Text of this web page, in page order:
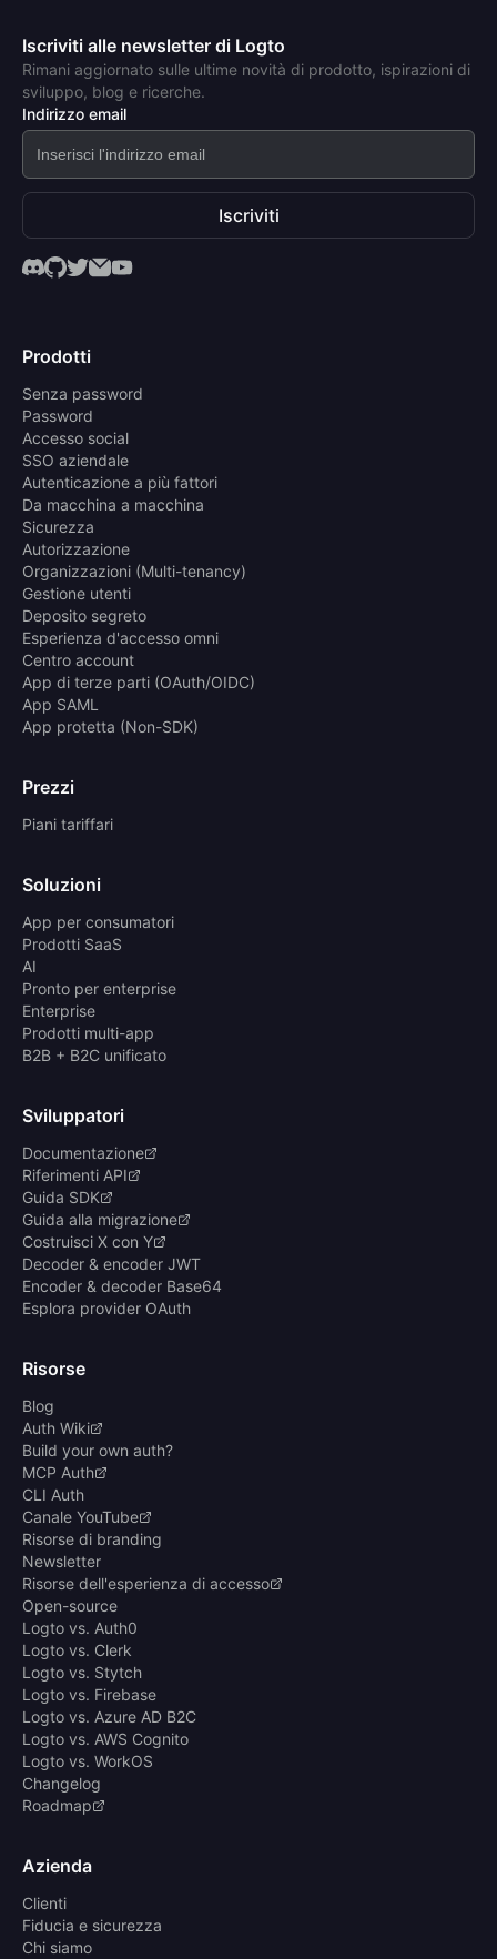
Iscriviti alle newsletter di Logto
Rimani aggiornato sulle ultime novità di prodotto, ispirazioni di
sviluppo, blog e ricerche.
Indirizzo email
Iscriviti
Prodotti
Senza password
Password
Accesso social
SSO aziendale
Autenticazione a più fattori
Da macchina a macchina
Sicurezza
Autorizzazione
Organizzazioni (Multi-tenancy)
Gestione utenti
Deposito segreto
Esperienza d'accesso omni
Centro account
App di terze parti (OAuth/OIDC)
App SAML
App protetta (Non-SDK)
Prezzi
Piani tariffari
Soluzioni
App per consumatori
Prodotti SaaS
AI
Pronto per enterprise
Enterprise
Prodotti multi-app
B2B + B2C unificato
Sviluppatori
Documentazione
Riferimenti API
Guida SDK
Guida alla migrazione
Costruisci X con Y
Decoder & encoder JWT
Encoder & decoder Base64
Esplora provider OAuth
Risorse
Blog
Auth Wiki
Build your own auth?
MCP Auth
CLI Auth
Canale YouTube
Risorse di branding
Newsletter
Risorse dell'esperienza di accesso
Open-source
Logto vs. Auth0
Logto vs. Clerk
Logto vs. Stytch
Logto vs. Firebase
Logto vs. Azure AD B2C
Logto vs. AWS Cognito
Logto vs. WorkOS
Changelog
Roadmap
Azienda
Clienti
Fiducia e sicurezza
Chi siamo